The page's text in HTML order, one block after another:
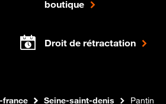
boutique
Droit de rétractation
france Seine-saint-denis Pantin